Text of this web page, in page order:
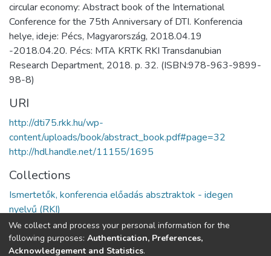
circular economy: Abstract book of the International
Conference for the 75th Anniversary of DTI. Konferencia
helye, ideje: Pécs, Magyarország, 2018.04.19
-2018.04.20. Pécs: MTA KRTK RKI Transdanubian
Research Department, 2018. p. 32. (ISBN:978-963-9899-
98-8)
URI
http://dti75.rkk.hu/wp-
content/uploads/book/abstract_book.pdf#page=32
http://hdl.handle.net/11155/1695
Collections
Ismertetők, konferencia előadás absztraktok - idegen
nyelvű (RKI)
Full item page
We collect and process your personal information for the
following purposes: Authentication, Preferences,
Acknowledgement and Statistics.